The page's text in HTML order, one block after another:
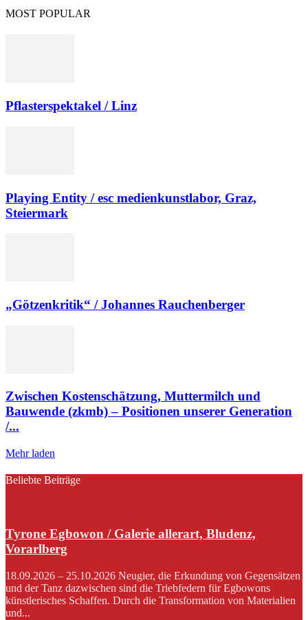
MOST POPULAR
Pflasterspektakel / Linz
Playing Entity / esc medienkunstlabor, Graz,
Steiermark
„Götzenkritik“ / Johannes Rauchenberger
Zwischen Kostenschätzung, Muttermilch und
Bauwende (zkmb) – Positionen unserer Generation
/...
Mehr laden
Beliebte Beiträge
Tyrone Egbowon / Galerie allerart, Bludenz,
Vorarlberg
18.09.2026 – 25.10.2026 Neugier, die Erkundung von Gegensätzen
und der Tanz dazwischen sind die Triebfedern für Egbowons
künstlerisches Schaffen. Durch die Transformation von Materialien
und...